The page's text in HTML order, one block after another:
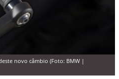
novo câmbio (Foto: BMW |